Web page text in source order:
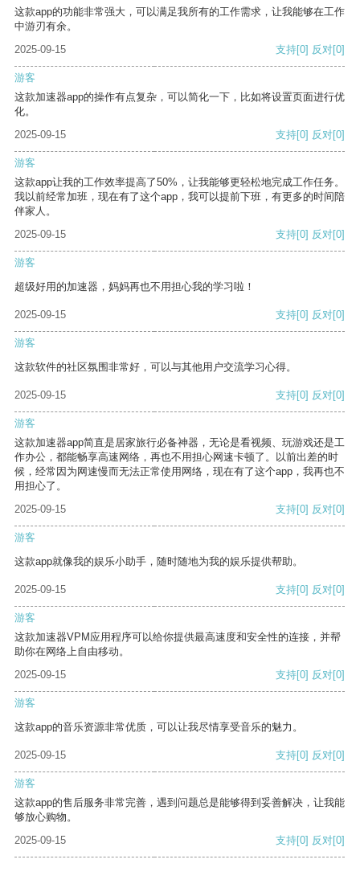
这款app的功能非常强大，可以满足我所有的工作需求，让我能够在工作
中游刃有余。
2025-09-15
支持[0] 反对[0]
游客
这款加速器app的操作有点复杂，可以简化一下，比如将设置页面进行优
化。
2025-09-15
支持[0] 反对[0]
游客
这款app让我的工作效率提高了50%，让我能够更轻松地完成工作任务。
我以前经常加班，现在有了这个app，我可以提前下班，有更多的时间陪
伴家人。
2025-09-15
支持[0] 反对[0]
游客
超级好用的加速器，妈妈再也不用担心我的学习啦！
2025-09-15 支持[0] 反对[0]
游客
这款软件的社区氛围非常好，可以与其他用户交流学习心得。
2025-09-15 支持[0] 反对[0]
游客
这款加速器app简直是居家旅行必备神器，无论是看视频、玩游戏还是工
作办公，都能畅享高速网络，再也不用担心网速卡顿了。以前出差的时
候，经常因为网速慢而无法正常使用网络，现在有了这个app，我再也不
用担心了。
2025-09-15
支持[0] 反对[0]
游客
这款app就像我的娱乐小助手，随时随地为我的娱乐提供帮助。
2025-09-15 支持[0] 反对[0]
游客
这款加速器VPM应用程序可以给你提供最高速度和安全性的连接，并帮
助你在网络上自由移动。
2025-09-15
支持[0] 反对[0]
游客
这款app的音乐资源非常优质，可以让我尽情享受音乐的魅力。
2025-09-15 支持[0] 反对[0]
游客
这款app的售后服务非常完善，遇到问题总是能够得到妥善解决，让我能
够放心购物。
2025-09-15
支持[0] 反对[0]